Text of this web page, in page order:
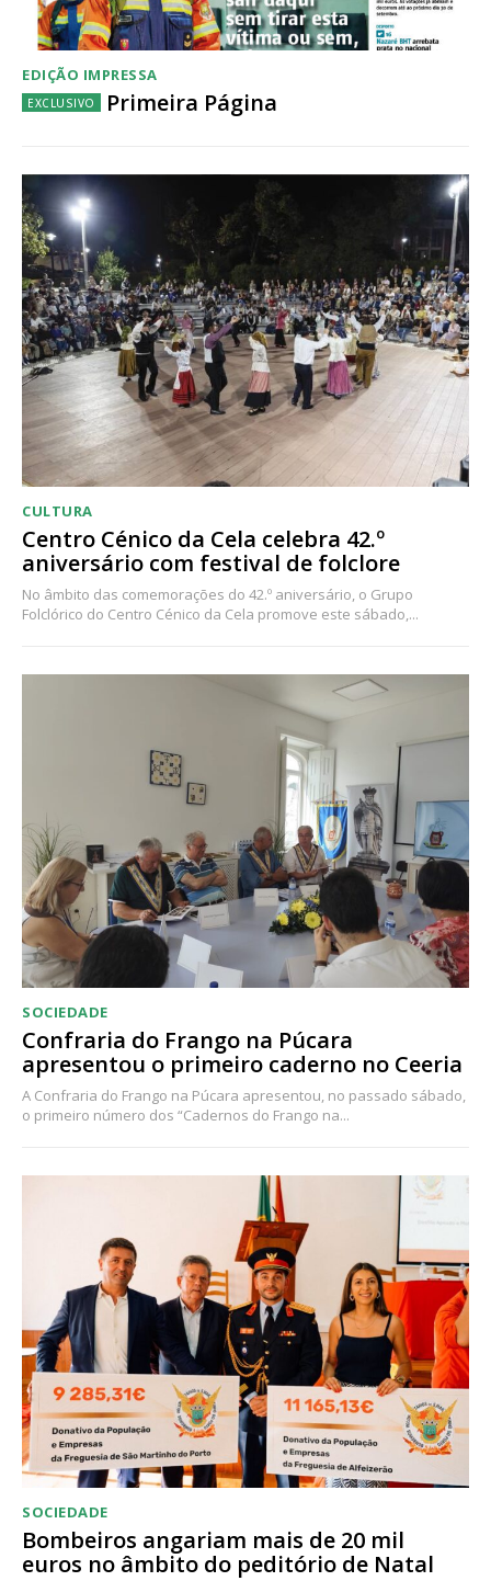
EDIÇÃO IMPRESSA
Primeira Página
CULTURA
Centro Cénico da Cela celebra 42.º
aniversário com festival de folclore
No âmbito das comemorações do 42.º aniversário, o Grupo
Folclórico do Centro Cénico da Cela promove este sábado,...
SOCIEDADE
Confraria do Frango na Púcara
apresentou o primeiro caderno no Ceeria
A Confraria do Frango na Púcara apresentou, no passado sábado,
o primeiro número dos “Cadernos do Frango na...
SOCIEDADE
Bombeiros angariam mais de 20 mil
euros no âmbito do peditório de Natal